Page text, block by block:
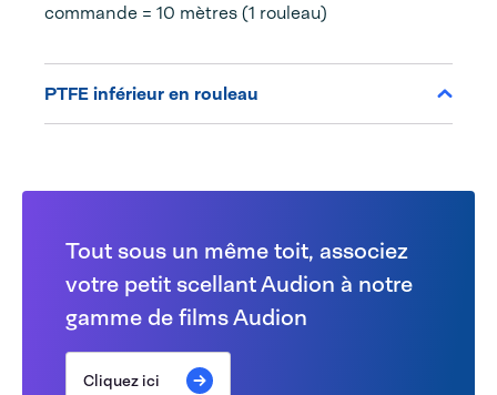
commande = 10 mètres (1 rouleau)
PTFE inférieur en rouleau
Tout sous un même toit, associez
votre petit scellant Audion à notre
gamme de films Audion
Cliquez ici